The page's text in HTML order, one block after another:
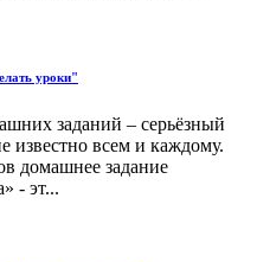
уроки"
заданий – серьёзный
известно всем и каждому.
домашнее задание
- эт...